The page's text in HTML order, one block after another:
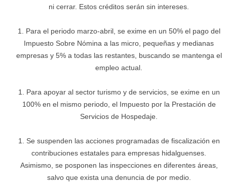
ni cerrar. Estos créditos serán sin intereses.
Para el periodo marzo-abril, se exime en un 50% el pago del
Impuesto Sobre Nómina a las micro, pequeñas y medianas
empresas y 5% a todas las restantes, buscando se mantenga el
empleo actual.
Para apoyar al sector turismo y de servicios, se exime en un
100% en el mismo periodo, el Impuesto por la Prestación de
Servicios de Hospedaje.
Se suspenden las acciones programadas de fiscalización en
contribuciones estatales para empresas hidalguenses.
Asimismo, se posponen las inspecciones en diferentes áreas,
salvo que exista una denuncia de por medio.